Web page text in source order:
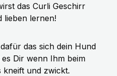
das Curli Geschirr
lieben lernen!
das sich dein Hund
Dir wenn Ihm beim
kneift und zwickt.